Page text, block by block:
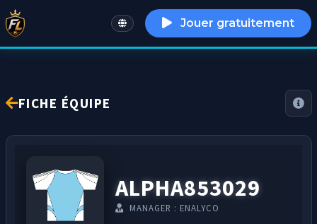
English Jouer gratuitement
FICHE ÉQUIPE
ALPHA853029
MANAGER : ENALYCO